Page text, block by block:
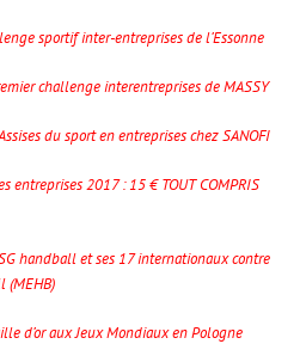
sportif inter-entreprises de l’Essonne
challenge interentreprises de MASSY
du sport en entreprises chez SANOFI
entreprises 2017 : 15 € TOUT COMPRIS
handball et ses 17 internationaux contre
(MEHB)
d’or aux Jeux Mondiaux en Pologne